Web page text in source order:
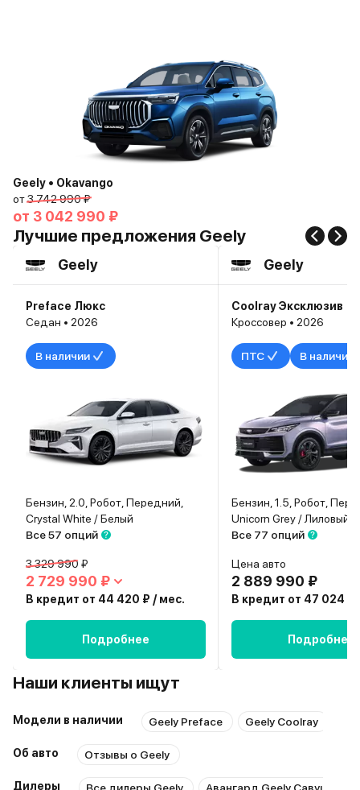
Geely • Okavango
от3 742 990 ₽
от 3 042 990 ₽
Лучшие предложения Geely
Geely
Preface Люкс
Седан • 2026
В наличии
Бензин, 2.0, Робот, Передний,
Crystal White / Белый
Все 57 опций
3 329 990 ₽
2 729 990 ₽
В кредит от 44 420 ₽ / мес.
Подробнее
Geely
Coolray Эксклюзив
Кроссовер • 2026
ПТС В наличии
Бензин, 1.5, Робот,
Все 77 опций
Цена авто
2 889 990 ₽
В кредит от 47 024 ₽
Подробнее
Наши клиенты ищут
Модели в наличии Geely Preface Geely Coolray
Об авто Отзывы о Geely
Дилеры